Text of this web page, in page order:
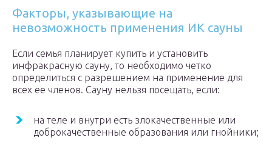
Факторы, указывающие на
невозможность применения ИК сауны
Если семья планирует купить и установить
инфракрасную сауну, то необходимо четко
определиться с разрешением на применение для
всех ее членов. Сауну нельзя посещать, если:
на теле и внутри есть злокачественные или
доброкачественные образования или гнойники;